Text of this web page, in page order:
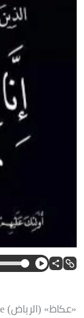
«عكاظ» (الرياض) okaz_online@